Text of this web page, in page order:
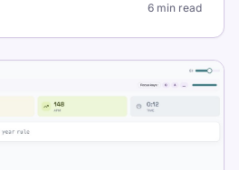
6 min read